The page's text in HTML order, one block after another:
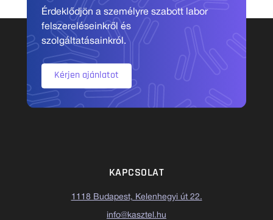
Érdeklődjön a személyre szabott labor
felszereléseinkről és
szolgáltatásainkról.
Kérjen ajánlatot
KAPCSOLAT
1118 Budapest, Kelenhegyi út 22.
info@kasztel.hu